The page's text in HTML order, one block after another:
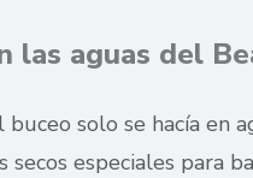
las aguas del
solo se hacía en
secos especiales para